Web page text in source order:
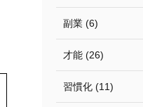
副業 (6)
才能 (26)
習慣化 (11)